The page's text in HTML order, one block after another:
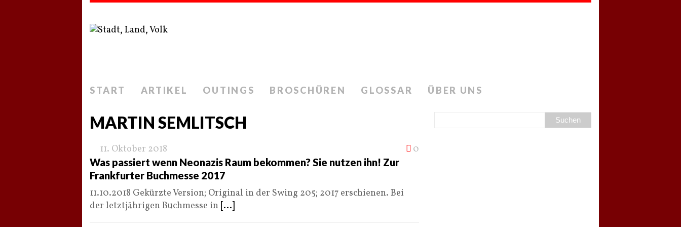
START ARTIKEL OUTINGS BROSCHÜREN GLOSSAR ÜBER UNS
MARTIN SEMLITSCH
11. Oktober 2018 0
Was passiert wenn Neonazis Raum bekommen? Sie nutzen ihn! Zur
Frankfurter Buchmesse 2017
11.10.2018 Gekürzte Version; Original in der Swing 205; 2017 erschienen. Bei
der letztjährigen Buchmesse in [...]